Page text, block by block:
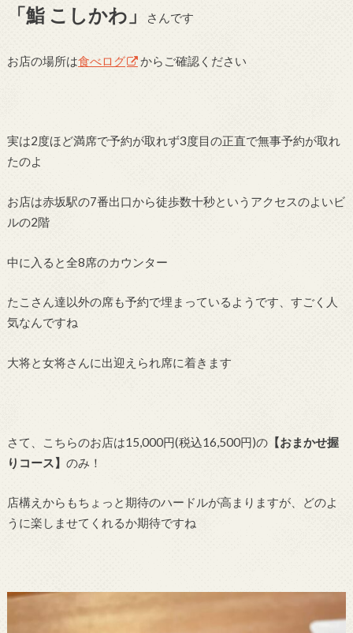
「鮨 こしかわ」 さんです
お店の場所は食べログ からご確認ください
実は2度ほど満席で予約が取れず3度目の正直で無事予約が取れ
たのよ
お店は赤坂駅の7番出口から徒歩数十秒というアクセスのよいビ
ルの2階
中に入ると全8席のカウンター
たこさん達以外の席も予約で埋まっているようです、すごく人
気なんですね
大将と女将さんに出迎えられ席に着きます
さて、こちらのお店は15,000円(税込16,500円)の【おまかせ握
りコース】 のみ！
店構えからもちょっと期待のハードルが高まりますが、どのよ
うに楽しませてくれるか期待ですね